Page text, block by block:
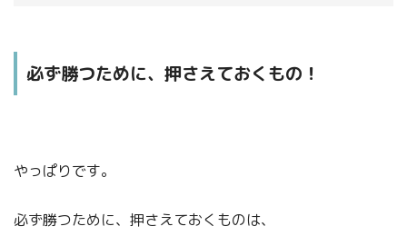
必ず勝つために、押さえておくもの！
やっぱりです。
必ず勝つために、押さえておくものは、